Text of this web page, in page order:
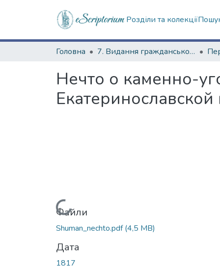
Розділи та колекції
Головна 7. Видання гражданського друку
Нечто о каменно-
Вантажиться...
Файли
Shuman_nechto.pdf(4,5 MB)
Дата
1817